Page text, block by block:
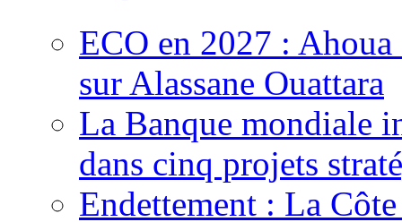
ECO en 2027 :
sur Alassane Ouattara
La Banque mondiale
dans cinq projets
Endettement : La